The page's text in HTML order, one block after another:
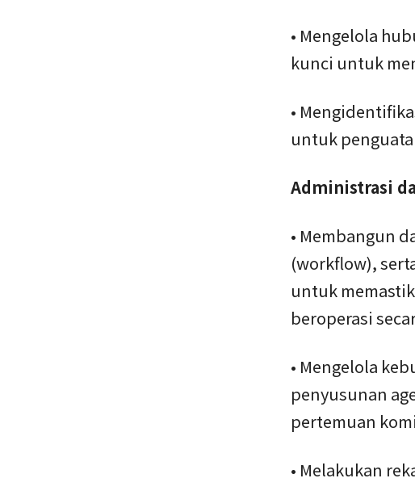
• Mengelola
kunci untuk
•
untuk
Administrasi
• Membangun
(workflow),
untuk
beroperasi
• Mengelola
penyusunan
pertemuan
• Melakukan